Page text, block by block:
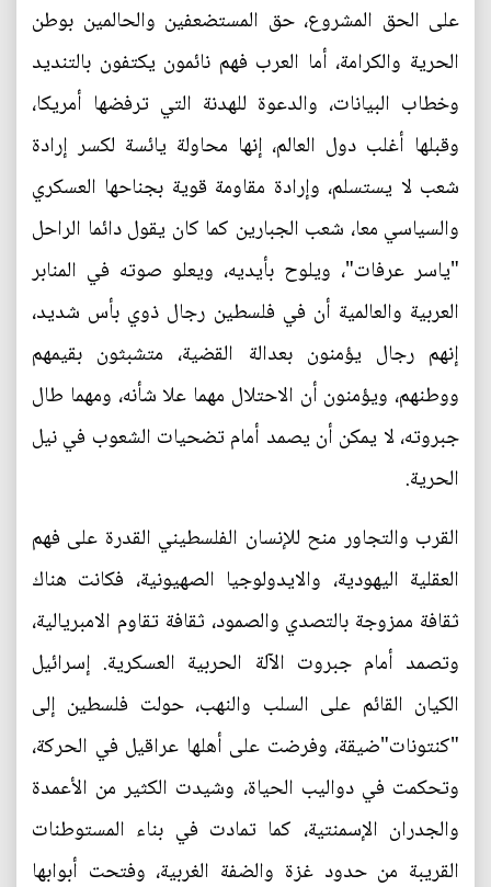
على الحق المشروع، حق المستضعفين والحالمين بوطن
الحرية والكرامة، أما العرب فهم نائمون يكتفون بالتنديد
وخطاب البيانات، والدعوة للهدنة التي ترفضها أمريكا،
وقبلها أغلب دول العالم، إنها محاولة يائسة لكسر إرادة
شعب لا يستسلم، وإرادة مقاومة قوية بجناحها العسكري
والسياسي معا، شعب الجبارين كما كان يقول دائما الراحل
"ياسر عرفات"، ويلوح بأيديه، ويعلو صوته في المنابر
العربية والعالمية أن في فلسطين رجال ذوي بأس شديد،
إنهم رجال يؤمنون بعدالة القضية، متشبثون بقيمهم
ووطنهم، ويؤمنون أن الاحتلال مهما علا شأنه، ومهما طال
جبروته، لا يمكن أن يصمد أمام تضحيات الشعوب في نيل
الحرية.
القرب والتجاور منح للإنسان الفلسطيني القدرة على فهم
العقلية اليهودية، والايدولوجيا الصهيونية، فكانت هناك
ثقافة ممزوجة بالتصدي والصمود، ثقافة تقاوم الامبريالية،
وتصمد أمام جبروت الآلة الحربية العسكرية. إسرائيل
الكيان القائم على السلب والنهب، حولت فلسطين إلى
"كنتونات"ضيقة، وفرضت على أهلها عراقيل في الحركة،
وتحكمت في دواليب الحياة، وشيدت الكثير من الأعمدة
والجدران الإسمنتية، كما تمادت في بناء المستوطنات
القريبة من حدود غزة والضفة الغربية، وفتحت أبوابها